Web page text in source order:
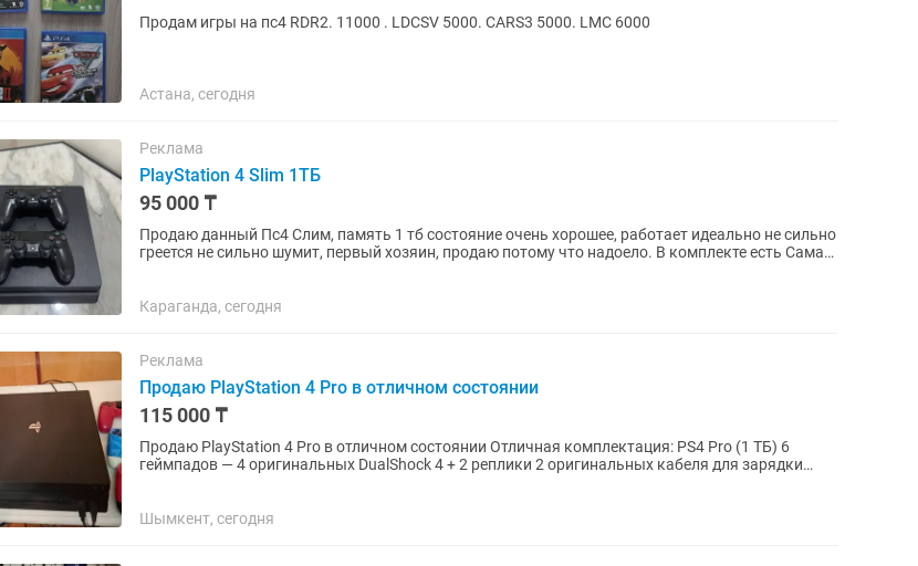
Продам игры на пс4 RDR2. 11000 . LDCSV 5000. CARS3 5000. LMC 6000
Астана, сегодня
Реклама
PlayStation 4 Slim 1ТБ
95 000 ₸
Продаю данный Пс4 Слим, память 1 тб состояние очень хорошее, работает идеально не сильно
греется не сильно шумит, первый хозяин, продаю потому что надоело. В комплекте есть Сама
Караганда, сегодня
Реклама
Продаю PlayStation 4 Pro в отличном состоянии
115 000 ₸
Продаю PlayStation 4 Pro в отличном состоянии Отличная комплектация: PS4 Pro (1 ТБ) 6
геймпадов — 4 оригинальных DualShock 4 + 2 реплики 2 оригинальных кабеля для зарядки
Шымкент, сегодня